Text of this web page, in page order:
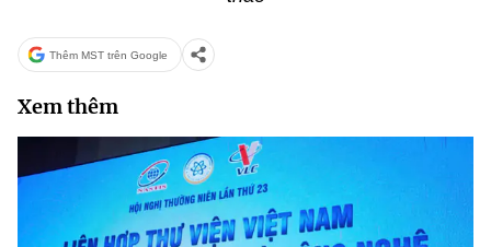
Thêm MST trên Google
Xem thêm